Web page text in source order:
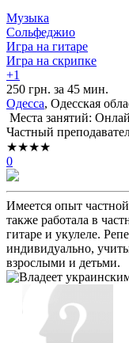
Музыка
Сольфеджио
Игра на гитаре
Игра на скрипке
+1
250 грн. за 45 мин.
Одесса, Одесская
Места занятий:
Частный
★★★★
0
Имеется опыт частной
также работала в
гитаре и укулеле.
индивидуально,
взрослыми и детьми.